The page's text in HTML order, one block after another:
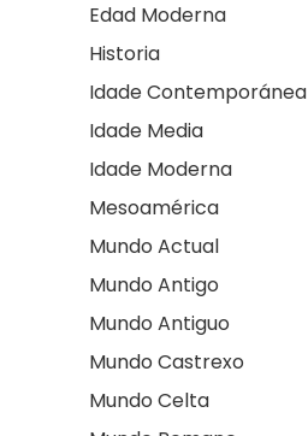
Edad Moderna
Historia
Idade Contemporánea
Idade Media
Idade Moderna
Mesoamérica
Mundo Actual
Mundo Antigo
Mundo Antiguo
Mundo Castrexo
Mundo Celta